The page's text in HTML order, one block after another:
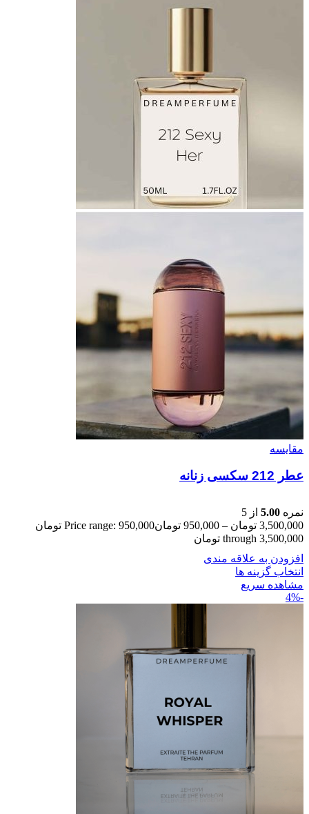
مقایسه
عطر 212 سکسی زنانه
نمره 5.00 از 5
3,500,000 تومان –
950,000 تومان
Price range: 950,000 تومان
through 3,500,000 تومان
افزودن به علاقه مندی
انتخاب گزینه ها
مشاهده سریع
-4%